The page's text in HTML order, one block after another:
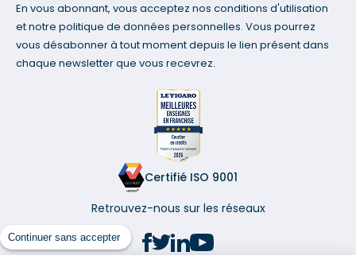
Continuer sans accepter
En vous abonnant, vous acceptez nos conditions d'utilisation
et notre politique de données personnelles. Vous pourrez
vous désabonner à tout moment depuis le lien présent dans
chaque newsletter que vous recevrez.
Certifié ISO 9001
Retrouvez-nous sur les réseaux